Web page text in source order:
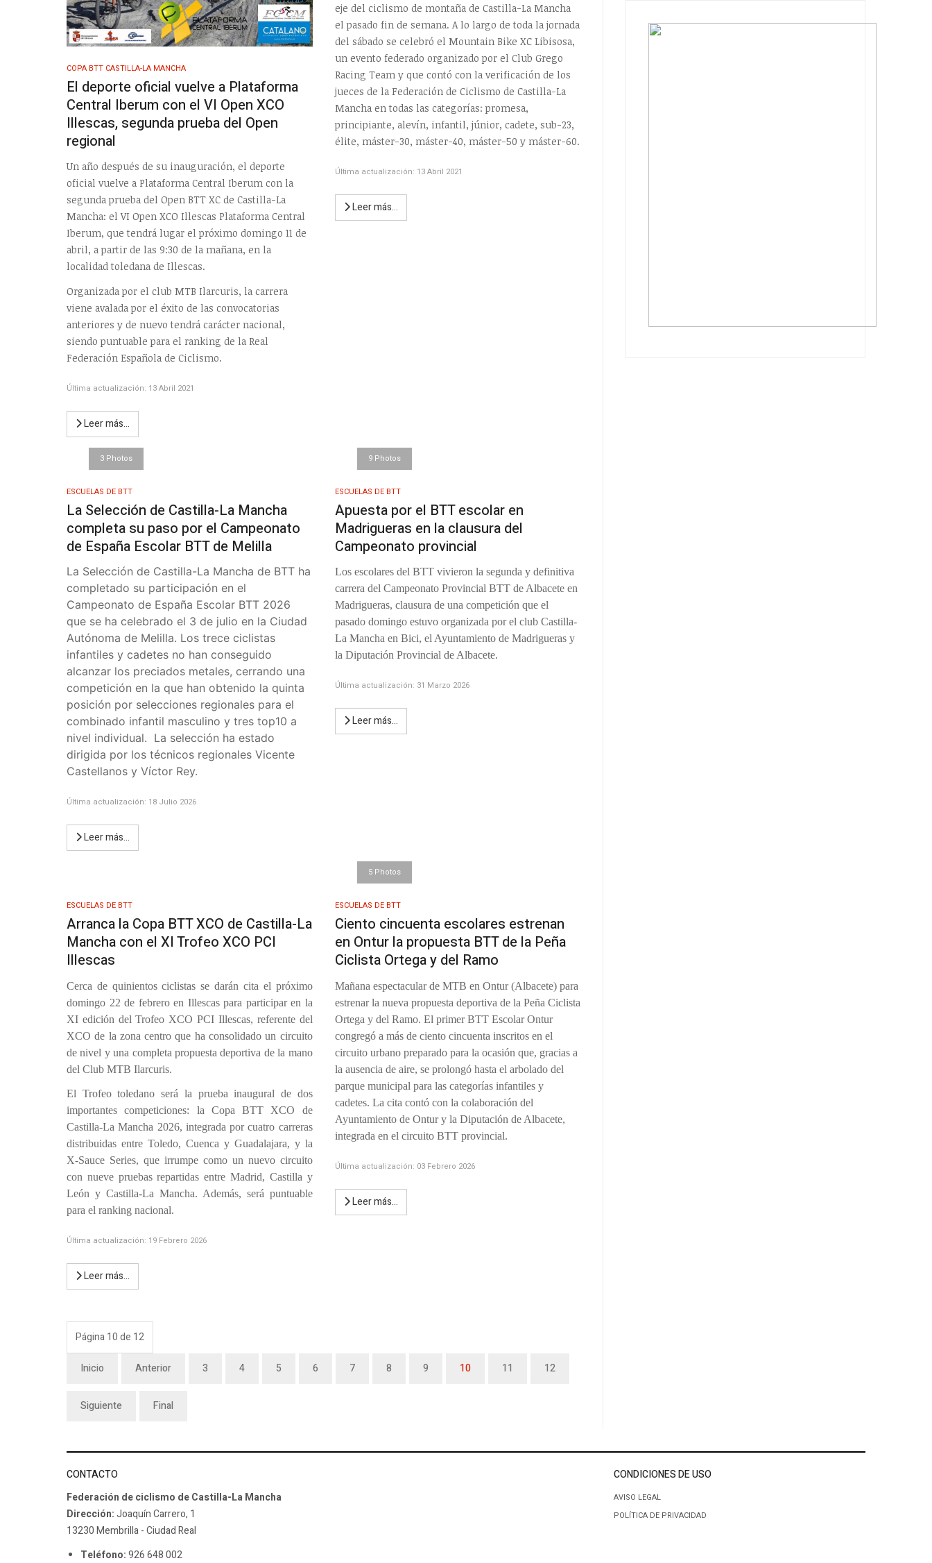
COPA BTT CASTILLA-LA MANCHA
El deporte oficial vuelve a Plataforma
Central Iberum con el VI Open XCO
Illescas, segunda prueba del Open
regional
Un año después de su inauguración, el deporte
oficial vuelve a Plataforma Central Iberum con la
segunda prueba del Open BTT XC de Castilla-La
Mancha: el VI Open XCO Illescas Plataforma Central
Iberum, que tendrá lugar el próximo domingo 11 de
abril, a partir de las 9:30 de la mañana, en la
localidad toledana de Illescas.
Organizada por el club MTB Ilarcuris, la carrera
viene avalada por el éxito de las convocatorias
anteriores y de nuevo tendrá carácter nacional,
siendo puntuable para el ranking de la Real
Federación Española de Ciclismo.
Última actualización: 13 Abril 2021
Leer más…
eje del ciclismo de montaña de Castilla-La Mancha
el pasado fin de semana. A lo largo de toda la jornada
del sábado se celebró el Mountain Bike XC Libisosa,
un evento federado organizado por el Club Grego
Racing Team y que contó con la verificación de los
jueces de la Federación de Ciclismo de Castilla-La
Mancha en todas las categorías: promesa,
principiante, alevín, infantil, júnior, cadete, sub-23,
élite, máster-30, máster-40, máster-50 y máster-60.
Última actualización: 13 Abril 2021
Leer más…
3 Photos
ESCUELAS DE BTT
La Selección de Castilla-La Mancha
completa su paso por el Campeonato
de España Escolar BTT de Melilla
La Selección de Castilla-La Mancha de BTT ha
completado su participación en el
Campeonato de España Escolar BTT 2026
que se ha celebrado el 3 de julio en la Ciudad
Autónoma de Melilla. Los trece ciclistas
infantiles y cadetes no han conseguido
alcanzar los preciados metales, cerrando una
competición en la que han obtenido la quinta
posición por selecciones regionales para el
combinado infantil masculino y tres top10 a
nivel individual. La selección ha estado
dirigida por los técnicos regionales Vicente
Castellanos y Víctor Rey.
Última actualización: 18 Julio 2026
Leer más…
9 Photos
ESCUELAS DE BTT
Apuesta por el BTT escolar en
Madrigueras en la clausura del
Campeonato provincial
Los escolares del BTT vivieron la segunda y definitiva
carrera del Campeonato Provincial BTT de Albacete en
Madrigueras, clausura de una competición que el
pasado domingo estuvo organizada por el club Castilla-
La Mancha en Bici, el Ayuntamiento de Madrigueras y
la Diputación Provincial de Albacete.
Última actualización: 31 Marzo 2026
Leer más…
ESCUELAS DE BTT
Arranca la Copa BTT XCO de Castilla-La
Mancha con el XI Trofeo XCO PCI
Illescas
Cerca de quinientos ciclistas se darán cita el próximo
domingo 22 de febrero en Illescas para participar en la
XI edición del Trofeo XCO PCI Illescas, referente del
XCO de la zona centro que ha consolidado un circuito
de nivel y una completa propuesta deportiva de la mano
del Club MTB Ilarcuris.
El Trofeo toledano será la prueba inaugural de dos
importantes competiciones: la Copa BTT XCO de
Castilla-La Mancha 2026, integrada por cuatro carreras
distribuidas entre Toledo, Cuenca y Guadalajara, y la
X-Sauce Series, que irrumpe como un nuevo circuito
con nueve pruebas repartidas entre Madrid, Castilla y
León y Castilla-La Mancha. Además, será puntuable
para el ranking nacional.
Última actualización: 19 Febrero 2026
Leer más…
5 Photos
ESCUELAS DE BTT
Ciento cincuenta escolares estrenan
en Ontur la propuesta BTT de la Peña
Ciclista Ortega y del Ramo
Mañana espectacular de MTB en Ontur (Albacete) para
estrenar la nueva propuesta deportiva de la Peña Ciclista
Ortega y del Ramo. El primer BTT Escolar Ontur
congregó a más de ciento cincuenta inscritos en el
circuito urbano preparado para la ocasión que, gracias a
la ausencia de aire, se prolongó hasta el arbolado del
parque municipal para las categorías infantiles y
cadetes. La cita contó con la colaboración del
Ayuntamiento de Ontur y la Diputación de Albacete,
integrada en el circuito BTT provincial.
Última actualización: 03 Febrero 2026
Leer más…
Página 10 de 12
Inicio Anterior 3 4 5 6 7 8 9 10 11 12
Siguiente Final
CONTACTO
Federación de ciclismo de Castilla-La Mancha
Dirección:Joaquín Carrero, 1
13230 Membrilla - Ciudad Real
Teléfono:926 648 002
CONDICIONES DE USO
AVISO LEGAL
POLÍTICA DE PRIVACIDAD